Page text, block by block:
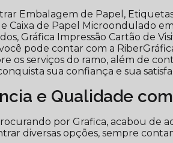
Embalagem de Papel,
Caixa de Papel Microondulado
Gráfica Impressão Cartão de
você pode contar com a
os serviços do ramo, além de
sua confiança e sua
e Qualidade
por Grafica, acabou de
diversas opções, sempre